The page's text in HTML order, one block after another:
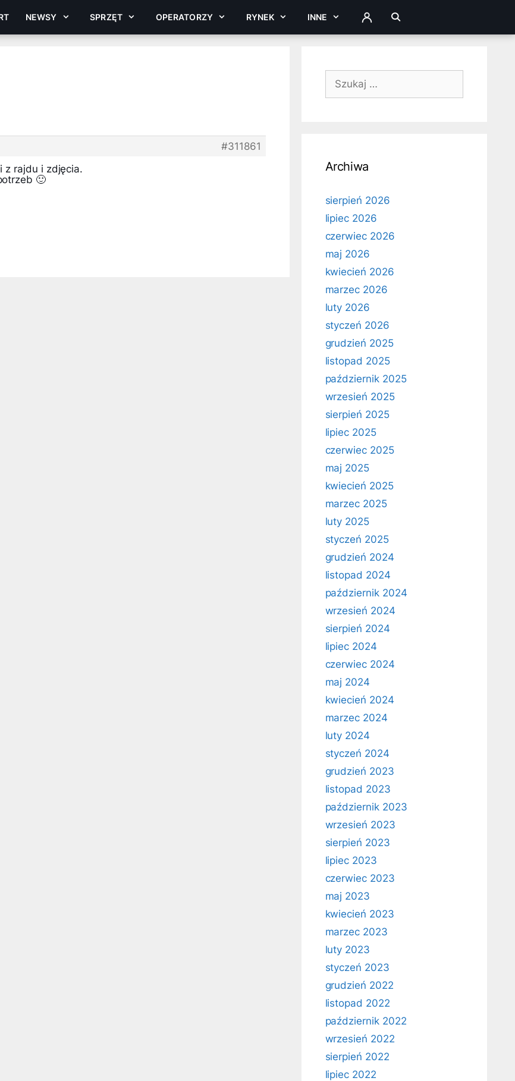
NEWSY SPRZĘT OPERATORZY RYNEK INNE ZALOGUJ
#311861
z rajdu i zdjęcia.
🙂
Szukaj:
Archiwa
sierpień 2026
lipiec 2026
czerwiec 2026
maj 2026
kwiecień 2026
marzec 2026
luty 2026
styczeń 2026
grudzień 2025
listopad 2025
październik 2025
wrzesień 2025
sierpień 2025
lipiec 2025
czerwiec 2025
maj 2025
kwiecień 2025
marzec 2025
luty 2025
styczeń 2025
grudzień 2024
listopad 2024
październik 2024
wrzesień 2024
sierpień 2024
lipiec 2024
czerwiec 2024
maj 2024
kwiecień 2024
marzec 2024
luty 2024
styczeń 2024
grudzień 2023
listopad 2023
październik 2023
wrzesień 2023
sierpień 2023
lipiec 2023
czerwiec 2023
maj 2023
kwiecień 2023
marzec 2023
luty 2023
styczeń 2023
grudzień 2022
listopad 2022
październik 2022
wrzesień 2022
sierpień 2022
lipiec 2022